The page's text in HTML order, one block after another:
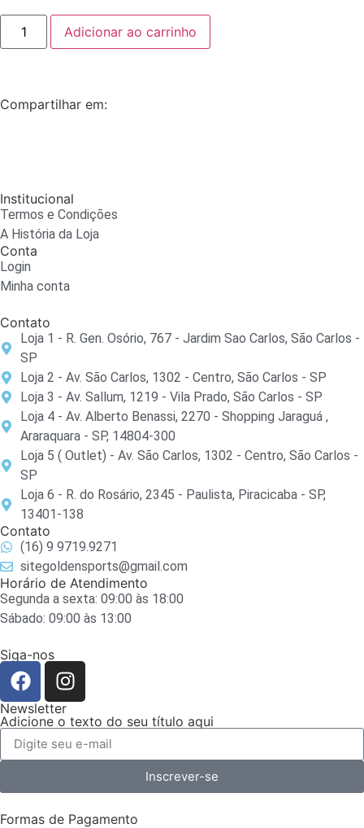
Adicionar ao carrinho
Compartilhar em:
Institucional
Termos e Condições
A História da Loja
Conta
Login
Minha conta
Contato
Loja 1 - R. Gen. Osório, 767 - Jardim Sao Carlos, São Carlos -
SP
Loja 2 - Av. São Carlos, 1302 - Centro, São Carlos - SP
Loja 3 - Av. Sallum, 1219 - Vila Prado, São Carlos - SP
Loja 4 - Av. Alberto Benassi, 2270 - Shopping Jaraguá ,
Araraquara - SP, 14804-300
Loja 5 ( Outlet) - Av. São Carlos, 1302 - Centro, São Carlos -
SP
Loja 6 - R. do Rosário, 2345 - Paulista, Piracicaba - SP,
13401-138
Contato
(16) 9 9719.9271
sitegoldensports@gmail.com
Horário de Atendimento
Segunda a sexta: 09:00 às 18:00
Sábado: 09:00 às 13:00
Siga-nos
Newsletter
Adicione o texto do seu título aqui
Inscrever-se
Formas de Pagamento